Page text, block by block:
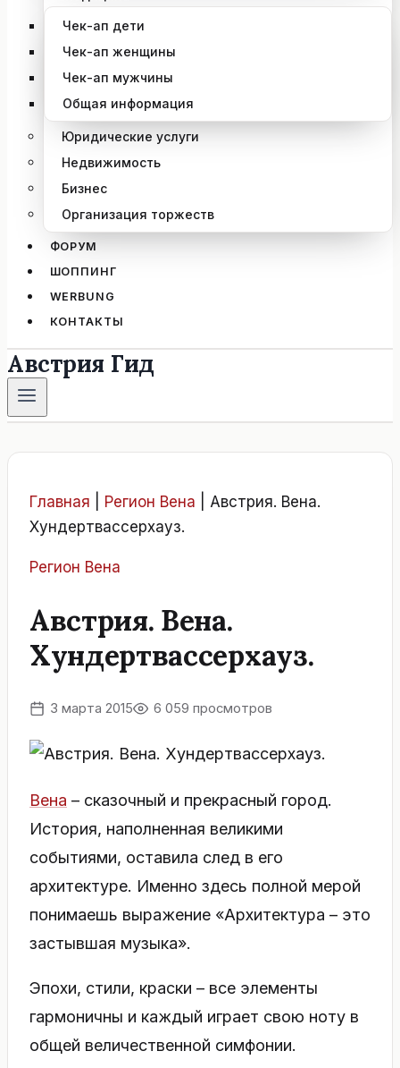
Чек-ап дети
Чек-ап женщины
Чек-ап мужчины
Общая информация
Юридические услуги
Недвижимость
Бизнес
Организация торжеств
ФОРУМ
ШОППИНГ
WERBUNG
КОНТАКТЫ
Австрия Гид
Главная Регион Вена
Австрия. Вена.
Хундертвассерхауз.
Регион Вена
Австрия. Вена.
Хундертвассерхауз.
3 марта 2015 6 059 просмотров
Вена – сказочный и прекрасный город.
История, наполненная великими
событиями, оставила след в его
архитектуре. Именно здесь полной мерой
понимаешь выражение «Архитектура – это
застывшая музыка».
Эпохи, стили, краски – все элементы
гармоничны и каждый играет свою ноту в
общей величественной симфонии.